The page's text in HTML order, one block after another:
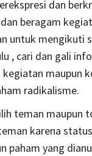
dan
beragam
untuk mengikuti
, cari dan gali
kegiatan maupun
radikalisme.
teman maupun
karena
paham yang